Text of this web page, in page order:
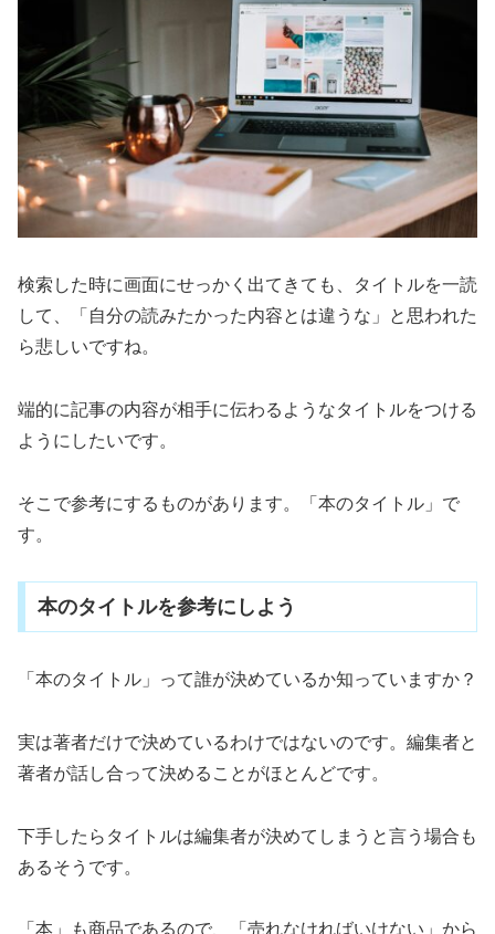
検索した時に画面にせっかく出てきても、タイトルを一読
して、「自分の読みたかった内容とは違うな」と思われた
ら悲しいですね。
端的に記事の内容が相手に伝わるようなタイトルをつける
ようにしたいです。
そこで参考にするものがあります。「本のタイトル」で
す。
本のタイトルを参考にしよう
「本のタイトル」って誰が決めているか知っていますか？
実は著者だけで決めているわけではないのです。編集者と
著者が話し合って決めることがほとんどです。
下手したらタイトルは編集者が決めてしまうと言う場合も
あるそうです。
「本」も商品であるので、「売れなければいけない」から